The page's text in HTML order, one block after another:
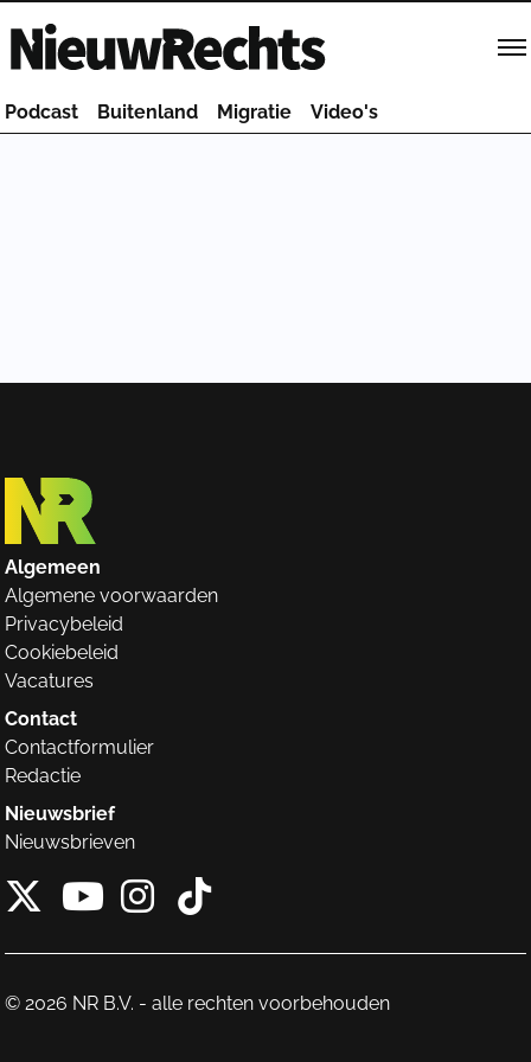
Homepage van NieuwRechts
Podcast Buitenland Migratie Video's
Algemeen
Algemene voorwaarden
Privacybeleid
Cookiebeleid
Vacatures
Contact
Contactformulier
Redactie
Nieuwsbrief
Nieuwsbrieven
X van NieuwRechts
Instagram van
Tiktok van
© 2026 NR B.V. - alle rechten voorbehouden